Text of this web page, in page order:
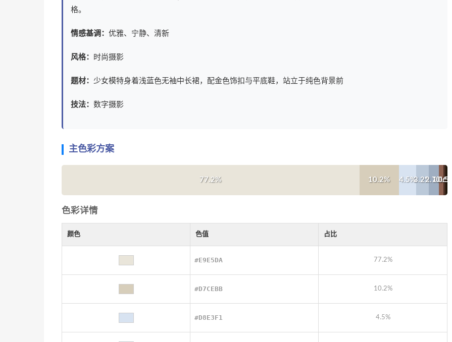
格。
情感基调： 优雅、宁静、清新
风格： 时尚摄影
题材： 少女模特身着浅蓝色无袖中长裙，配金色饰扣与平底鞋，站立于纯色背景前
技法： 数字摄影
主色彩方案
77.2% 10.2% 4.5%3.2%2.7%
1.1%
0.6%
0.5%
色彩详情
颜色 色值 占比
#E9E5DA 77.2%
#D7CEBB 10.2%
#D8E3F1 4.5%